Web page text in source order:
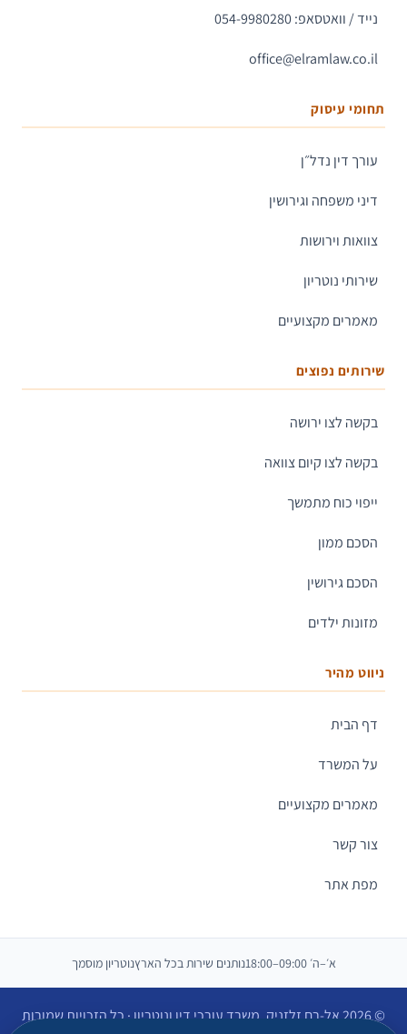
נייד / וואטסאפ: 054-9980280
office@elramlaw.co.il
תחומי עיסוק
עורך דין נדל״ן
דיני משפחה וגירושין
צוואות וירושות
שירותי נוטריון
מאמרים מקצועיים
שירותים נפוצים
בקשה לצו ירושה
בקשה לצו קיום צוואה
ייפוי כוח מתמשך
הסכם ממון
הסכם גירושין
מזונות ילדים
ניווט מהיר
דף הבית
על המשרד
מאמרים מקצועיים
צור קשר
מפת אתר
א׳–ה׳ 09:00–18:00 נותנים שירות בכל הארץנוטריון מוסמך
© 2026 אל-רם זלזניק, משרד עורכי דין ונוטריון · כל הזכויות שמורות